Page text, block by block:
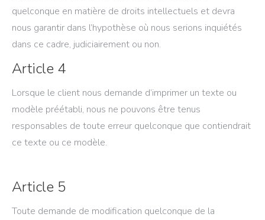
quelconque en matière de droits intellectuels et devra
nous garantir dans l’hypothèse où nous serions inquiétés
dans ce cadre, judiciairement ou non.
Article 4
Lorsque le client nous demande d’imprimer un texte ou
modèle préétabli, nous ne pouvons être tenus
responsables de toute erreur quelconque que contiendrait
ce texte ou ce modèle.
Article 5
Toute demande de modification quelconque de la